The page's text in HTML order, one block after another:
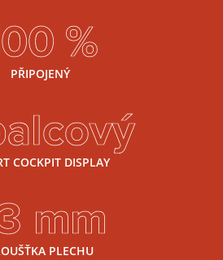
%
PŘIPOJENÝ
COCKPIT DISPLAY
mm
PLECHU